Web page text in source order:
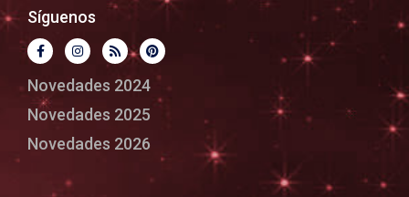
Síguenos
Novedades 2024
Novedades 2025
Novedades 2026